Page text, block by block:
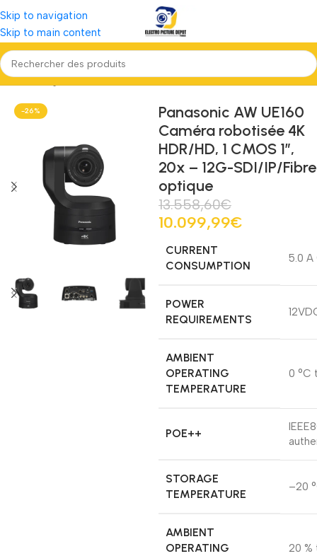
Skip to navigation
Skip to main content
Accueil Régie, Post Production \& Diffusion Caméra Studio
-26%
Panasonic AW UE160
Caméra robotisée 4K
HDR/HD, 1 CMOS 1″,
20x – 12G-SDI/IP/Fibre
optique
13.558,60€
10.099,99€
CURRENT
CONSUMPTION
5.0 A
POWER
REQUIREMENTS
AMBIENT
OPERATING
TEMPERATURE
0 °C
POE++
STORAGE
TEMPERATURE
–20
AMBIENT
OPERATING
20 %